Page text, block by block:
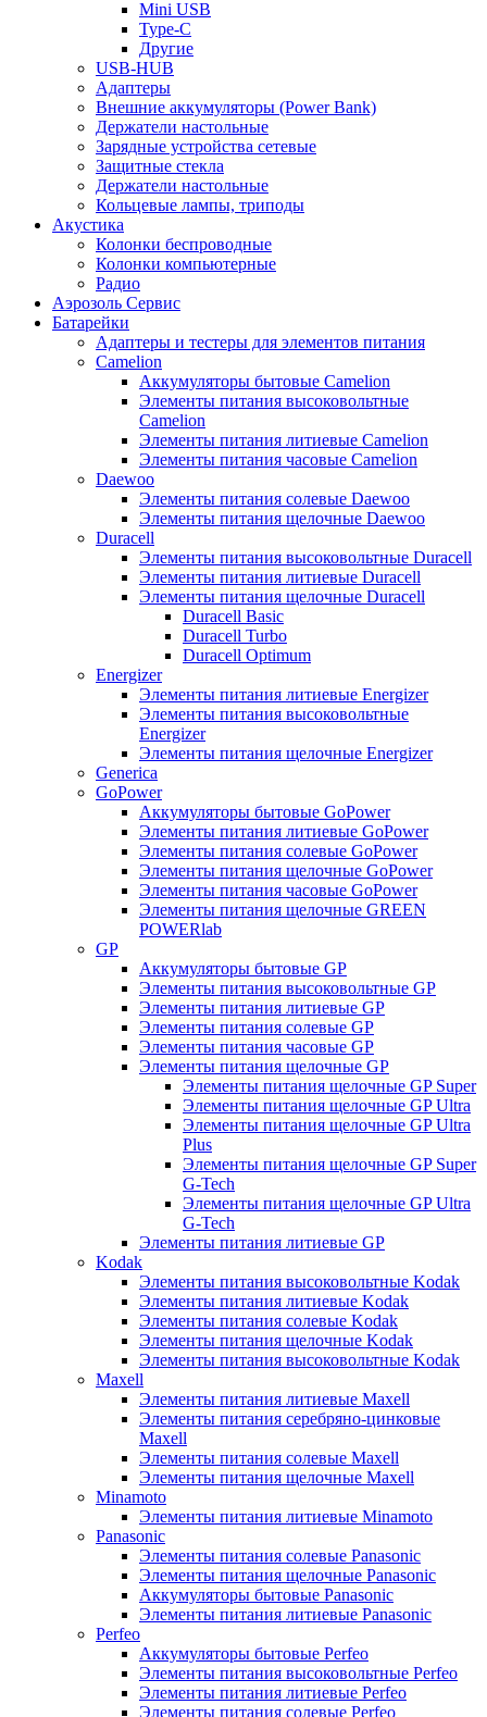
Mini USB
Type-C
Другие
USB-HUB
Адаптеры
Внешние аккумуляторы (Power Bank)
Держатели настольные
Зарядные устройства сетевые
Защитные стекла
Держатели настольные
Кольцевые лампы, триподы
Акустика
Колонки беспроводные
Колонки компьютерные
Радио
Аэрозоль Сервис
Батарейки
Aдаптеры и тестеры для элементов питания
Camelion
Аккумуляторы бытовые Camelion
Элементы питания высоковольтные
Camelion
Элементы питания литиевые Camelion
Элементы питания часовые Camelion
Daewoo
Элементы питания солевые Daewoo
Элементы питания щелочные Daewoo
Duracell
Элементы питания высоковольтные Duracell
Элементы питания литиевые Duracell
Элементы питания щелочные Duracell
Duracell Basic
Duracell Turbo
Duracell Optimum
Energizer
Элементы питания литиевые Energizer
Элементы питания высоковольтные
Energizer
Элементы питания щелочные Energizer
Generica
GoPower
Аккумуляторы бытовые GoPower
Элементы питания литиевые GoPower
Элементы питания солевые GoPower
Элементы питания щелочные GoPower
Элементы питания часовые GoPower
Элементы питания щелочные GREEN
POWERlab
GP
Аккумуляторы бытовые GP
Элементы питания высоковольтные GP
Элементы питания литиевые GP
Элементы питания солевые GP
Элементы питания часовые GP
Элементы питания щелочные GP
Элементы питания щелочные GP Super
Элементы питания щелочные GP Ultra
Элементы питания щелочные GP Ultra
Plus
Элементы питания щелочные GP Super
G-Tech
Элементы питания щелочные GP Ultra
G-Tech
Элементы питания литиевые GP
Kodak
Элементы питания высоковольтные Kodak
Элементы питания литиевые Kodak
Элементы питания солевые Kodak
Элементы питания щелочные Kodak
Элементы питания высоковольтные Kodak
Maxell
Элементы питания литиевые Maxell
Элементы питания серебряно-цинковые
Maxell
Элементы питания солевые Maxell
Элементы питания щелочные Maxell
Minamoto
Элементы питания литиевые Minamoto
Panasonic
Элементы питания солевые Panasonic
Элементы питания щелочные Panasonic
Аккумуляторы бытовые Panasonic
Элементы питания литиевые Panasonic
Perfeo
Аккумуляторы бытовые Perfeo
Элементы питания высоковольтные Perfeo
Элементы питания литиевые Perfeo
Элементы питания солевые Perfeo